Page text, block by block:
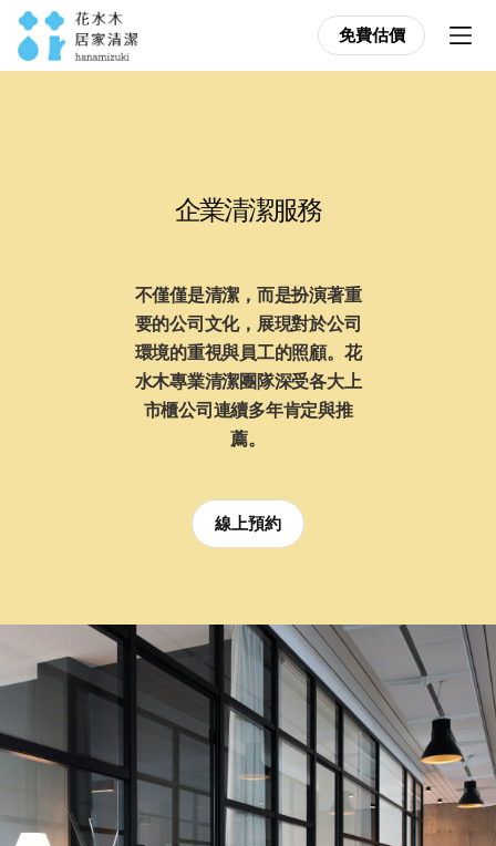
免費估價
免費估價
企業清潔服務
不僅僅是清潔，而是扮演著重
要的公司文化，展現對於公司
環境的重視與員工的照顧。花
水木專業清潔團隊深受各大上
市櫃公司連續多年肯定與推
薦。
線上預約
線上預約